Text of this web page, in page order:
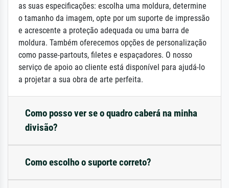
as suas especificações: escolha uma moldura, determine
o tamanho da imagem, opte por um suporte de impressão
e acrescente a proteção adequada ou uma barra de
moldura. Também oferecemos opções de personalização
como passe-partouts, filetes e espaçadores. O nosso
serviço de apoio ao cliente está disponível para ajudá-lo
a projetar a sua obra de arte perfeita.
Como posso ver se o quadro caberá na minha
divisão?
Como escolho o suporte correto?